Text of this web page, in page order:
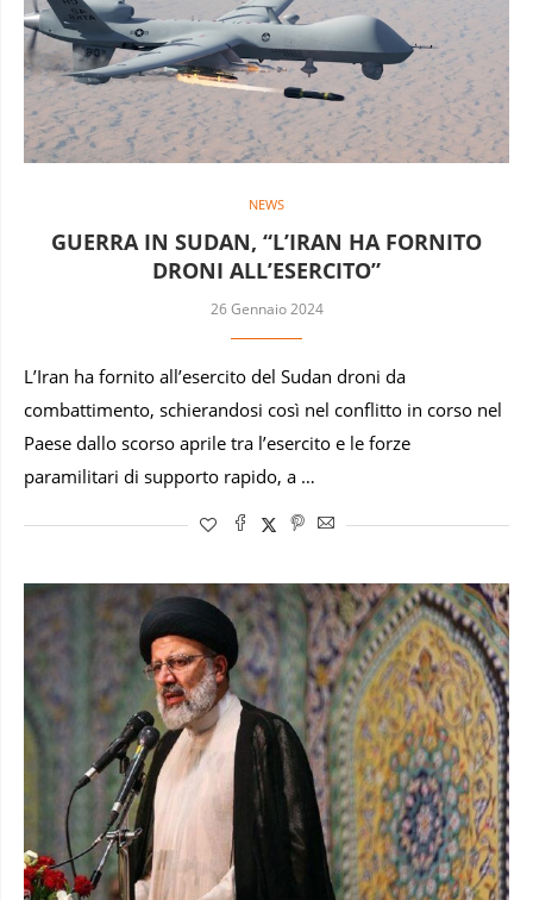
NEWS
GUERRA IN SUDAN, “L’IRAN HA FORNITO
DRONI ALL’ESERCITO”
26 Gennaio 2024
L’Iran ha fornito all’esercito del Sudan droni da
combattimento, schierandosi così nel conflitto in corso nel
Paese dallo scorso aprile tra l’esercito e le forze
paramilitari di supporto rapido, a …